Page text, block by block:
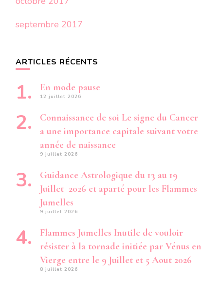
septembre 2017
ARTICLES RÉCENTS
En mode pause
12 juillet 2026
Connaissance de soi Le signe du Cancer
a une importance capitale suivant votre
année de naissance
9 juillet 2026
Guidance Astrologique du 13 au 19
Juillet 2026 et aparté pour les Flammes
Jumelles
9 juillet 2026
Flammes Jumelles Inutile de vouloir
résister à la tornade initiée par Vénus en
Vierge entre le 9 Juillet et 5 Aout 2026
8 juillet 2026